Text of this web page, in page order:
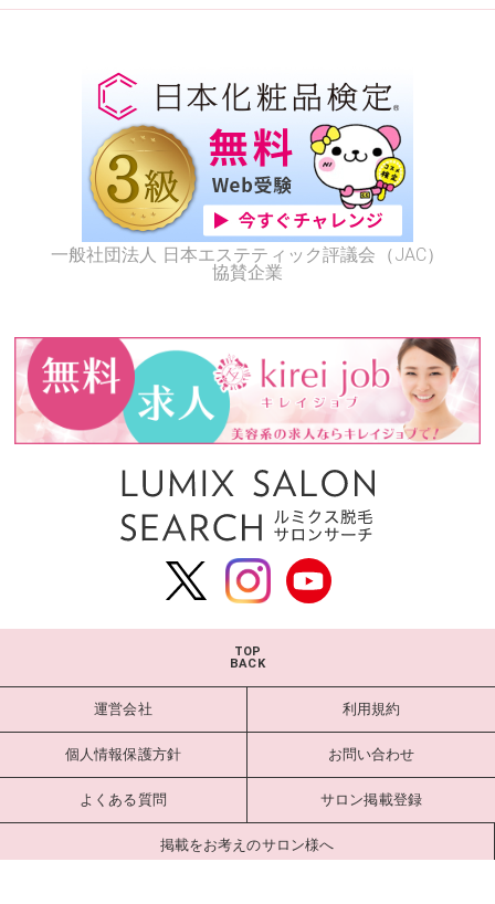
一般社団法人 日本エステティック評議会（JAC）
協賛企業
TOP
BACK
運営会社 利用規約
個人情報保護方針 お問い合わせ
よくある質問 サロン掲載登録
掲載をお考えのサロン様へ